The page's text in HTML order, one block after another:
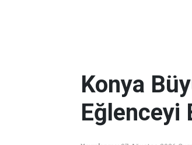
Konya
Eğlenceyi